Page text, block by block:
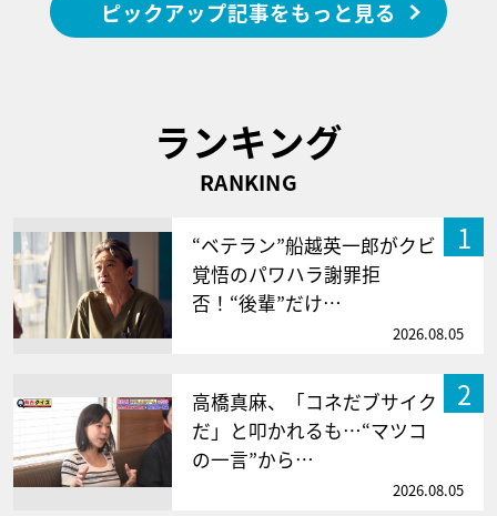
ピックアップ記事をもっと見る
ランキング
RANKING
1
“ベテラン”船越英一郎がクビ
覚悟のパワハラ謝罪拒
否！“後輩”だけ…
2026.08.05
2
高橋真麻、「コネだブサイク
だ」と叩かれるも…“マツコ
の一言”から…
2026.08.05